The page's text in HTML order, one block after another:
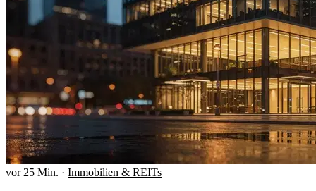
vor 25 Min. · Immobilien & REITs